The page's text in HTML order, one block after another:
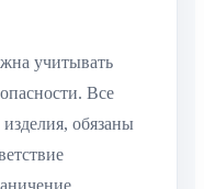
учитывать
Все
обязаны